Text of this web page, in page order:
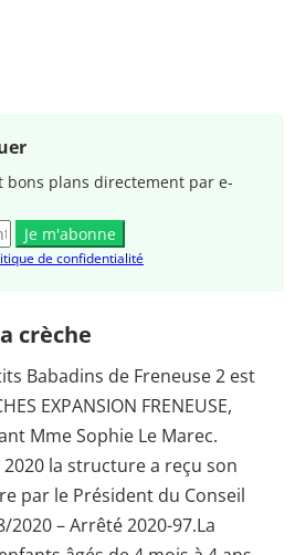
bons plans directement par e-
Je m'abonne
de confidentialité
crèche
Babadins de Freneuse 2 est
EXPANSION FRENEUSE,
Mme Sophie Le Marec.
la structure a reçu son
par le Président du Conseil
– Arrêté 2020-97.La